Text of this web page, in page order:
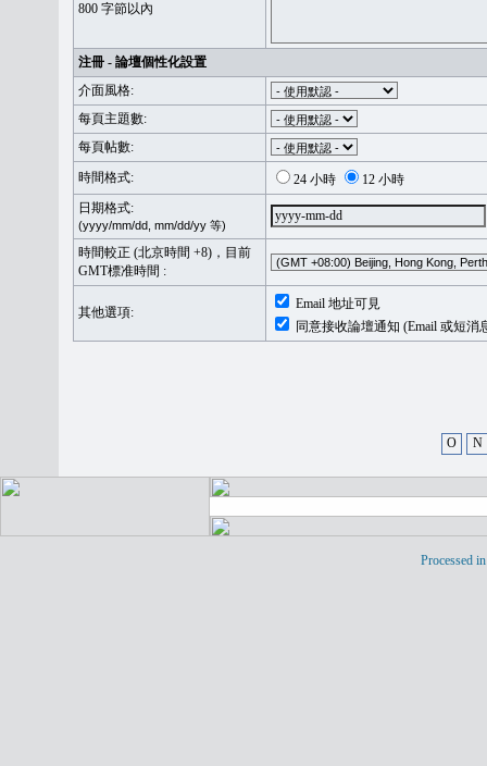
800 字節以內
注冊 - 論壇個性化設置
介面風格:
每頁主題數:
每頁帖數:
時間格式:
24 小時
12 小時
日期格式:
(yyyy/mm/dd, mm/dd/yy 等)
時間較正 (北京時間 +8)，目前
GMT標准時間 :
其他選項:
Email 地址可見
同意接收論壇通知 (Email 或短消
O N
Processed